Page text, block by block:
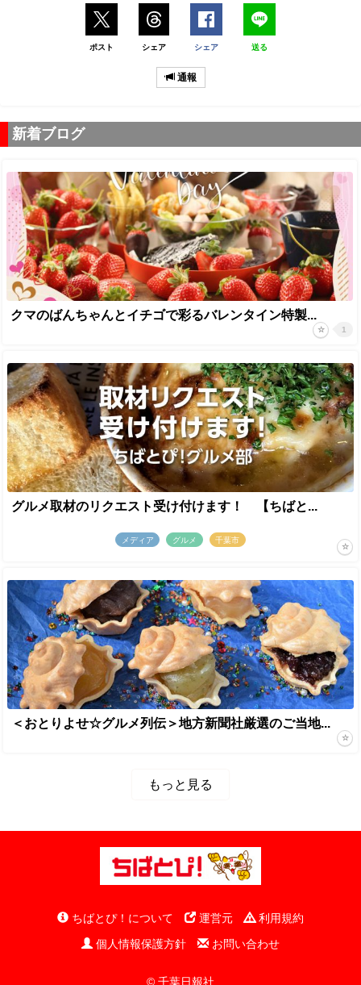
ポスト シェア シェア 送る
通報
新着ブログ
クマのばんちゃんとイチゴで彩るバレンタイン特製...
1
グルメ取材のリクエスト受け付けます！ 【ちばと...
メディア グルメ 千葉市
＜おとりよせ☆グルメ列伝＞地方新聞社厳選のご当地...
もっと見る
ちばとぴ！について 運営元
利用規約
個人情報保護方針
お問い合わせ
© 千葉日報社